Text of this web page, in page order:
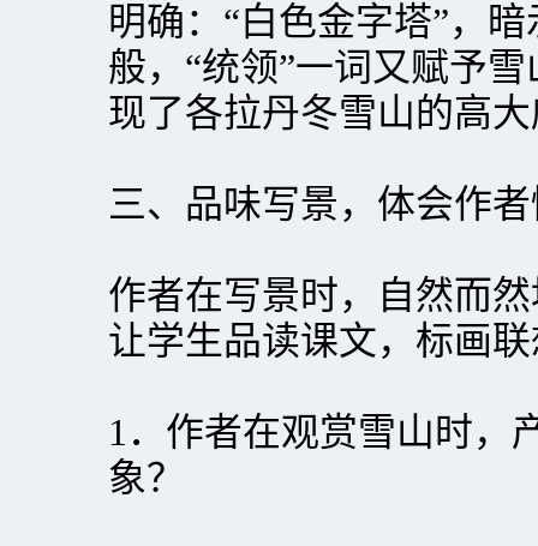
明确：“白色金字塔”，
般，“统领”一词又赋予
现了各拉丹冬雪山的高
三、品味写景，体会作
作者在写景时，自然而
让学生品读课文，标画
1．作者在观赏雪山时，
象？